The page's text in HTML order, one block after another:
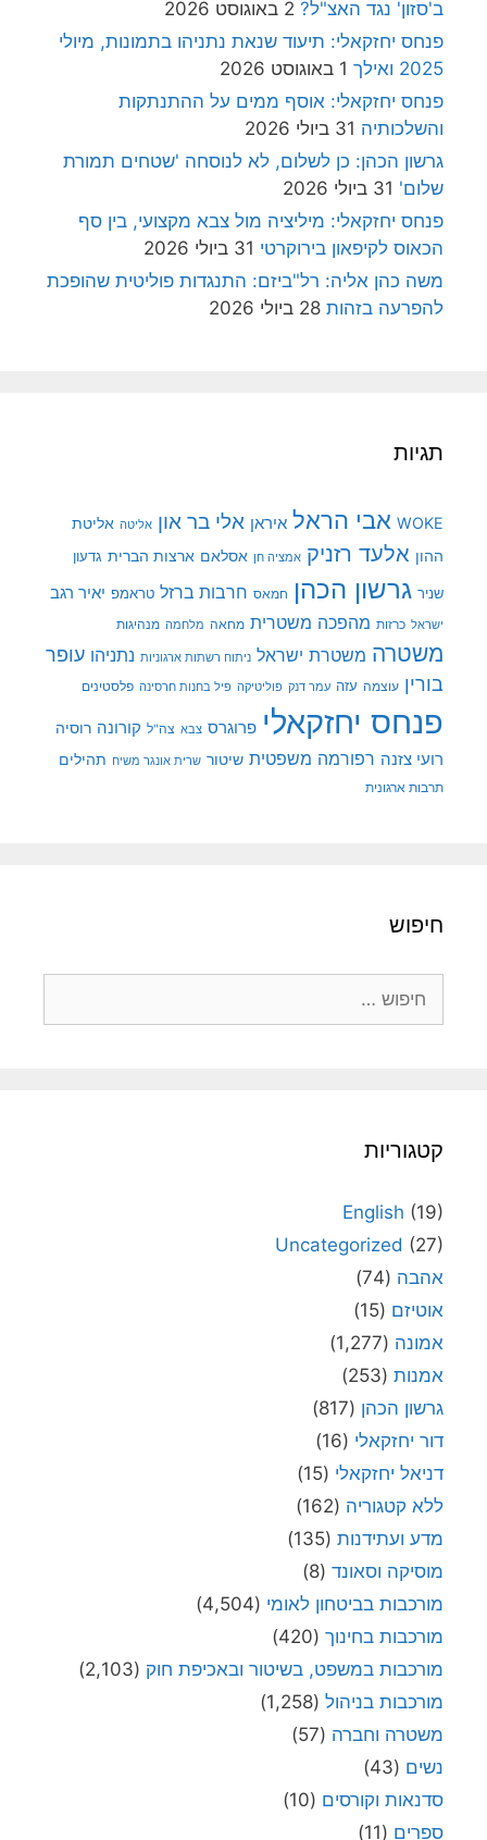
ב'סזון' נגד האצ"ל? 2 באוגוסט 2026
פנחס יחזקאלי: תיעוד שנאת נתניהו בתמונות, מיולי
2025 ואילך
1 באוגוסט 2026
פנחס יחזקאלי: אוסף ממים על ההתנתקות
והשלכותיה 31 ביולי 2026
גרשון הכהן: כן לשלום, לא לנוסחה 'שטחים תמורת
שלום' 31 ביולי 2026
פנחס יחזקאלי: מיליציה מול צבא מקצועי, בין סף
הכאוס לקיפאון בירוקרטי 31 ביולי 2026
משה כהן אליה: רל"ביזם: התנגדות פוליטית שהופכת
להפרעה בזהות 28 ביולי 2026
תגיות
WOKE אבי הראל איראן אלי בר און אליטה אליטת
ההון אלעד רזניק אמציה חן אסלאם ארצות הברית גדעון
שניר גרשון הכהן חמאס חרבות ברזל טראמפ יאיר רגב
ישראל כרזות מהפכה משטרית מחאה מלחמה מנהיגות
משטרה משטרת ישראל ניתוח רשתות ארגוניות נתניהו עופר
בורין עוצמה עזה עמר דנק פוליטיקה פיל בחנות חרסינה פלסטינים
פנחס יחזקאלי פרוגרס צבא צה"ל קורונה רוסיה
רועי צזנה רפורמה משפטית שיטור שרית אונגר משיח תהילים
תרבות ארגונית
חיפוש
קטגוריות
English (19)
Uncategorized (27)
אהבה (74)
אוטיזם (15)
אמונה (1,277)
אמנות (253)
גרשון הכהן (817)
דור יחזקאלי (16)
דניאל יחזקאלי (15)
ללא קטגוריה (162)
מדע ועתידנות (135)
מוסיקה וסאונד (8)
מורכבות בביטחון לאומי (4,504)
מורכבות בחינוך (420)
מורכבות במשפט, בשיטור ובאכיפת חוק (2,103)
מורכבות בניהול (1,258)
משטרה וחברה (57)
נשים (43)
סדנאות וקורסים (10)
ספרים (11)